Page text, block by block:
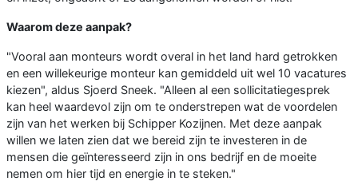
Waarom deze aanpak?
"Vooral aan monteurs wordt overal in het land hard getrokken
en een willekeurige monteur kan gemiddeld uit wel 10 vacatures
kiezen", aldus Sjoerd Sneek. "Alleen al een sollicitatiegesprek
kan heel waardevol zijn om te onderstrepen wat de voordelen
zijn van het werken bij Schipper Kozijnen. Met deze aanpak
willen we laten zien dat we bereid zijn te investeren in de
mensen die geïnteresseerd zijn in ons bedrijf en de moeite
nemen om hier tijd en energie in te steken."